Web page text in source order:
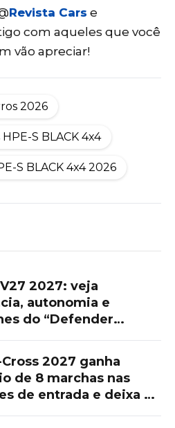
Revista Cars e
com aqueles que você
vão apreciar!
2026
S BLACK 4x4
S BLACK 4x4 2026
2027: veja
autonomia e
do “Defender
2027 ganha
de 8 marchas nas
de entrada e deixa as